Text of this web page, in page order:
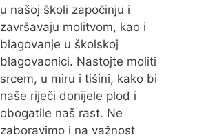
u našoj školi započinju i
završavaju molitvom, kao i
blagovanje u školskoj
blagovaonici. Nastojte moliti
srcem, u miru i tišini, kako bi
naše riječi donijele plod i
obogatile naš rast. Ne
zaboravimo i na važnost